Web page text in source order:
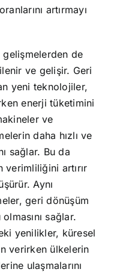
artırmayı
gelişmelerden de
ve gelişir. Geri
yeni teknolojiler,
enerji tüketimini
ve
daha hızlı ve
sağlar. Bu da
verimliliğini artırır
Aynı
geri dönüşüm
sağlar.
yenilikler, küresel
verirken ülkelerin
ulaşmalarını